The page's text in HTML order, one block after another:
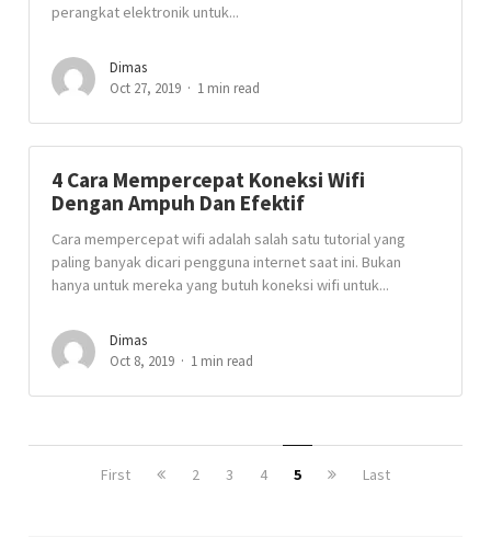
perangkat elektronik untuk...
Dimas
Oct 27, 2019
1 min read
4 Cara Mempercepat Koneksi Wifi
Dengan Ampuh Dan Efektif
Cara mempercepat wifi adalah salah satu tutorial yang
paling banyak dicari pengguna internet saat ini. Bukan
hanya untuk mereka yang butuh koneksi wifi untuk...
Dimas
Oct 8, 2019
1 min read
First 2 3 4 5 Last